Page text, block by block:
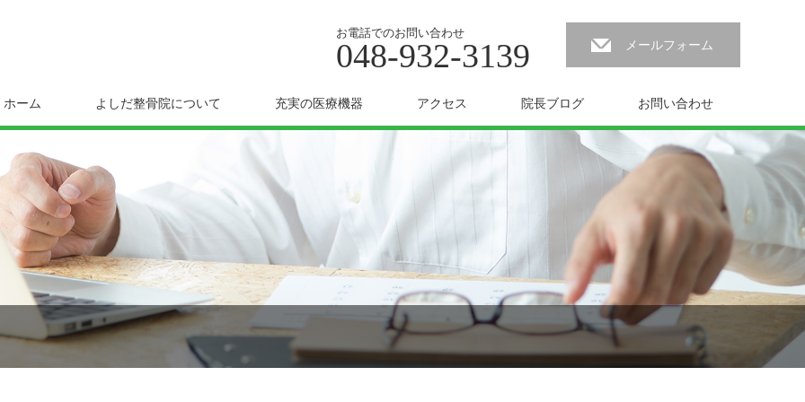
お電話でのお問い合わせ
048-932-3139 メールフォーム
ホーム よしだ整骨院について 充実の医療機器 アクセス 院長ブログ お問い合わせ